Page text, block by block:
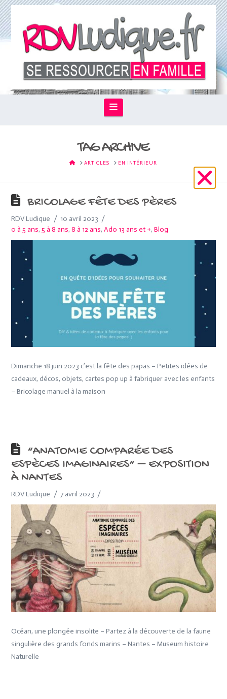
Navigation
TAG ARCHIVE
HOMEARTICLES EN INTÉRIEUR
BRICOLAGE FÊTE DES PÈRES
RDV Ludique
10 avril 2023
0 à 5 ans,5 à 8 ans,8 à 12 ans,Ado 13 ans et +,Blog
Dimanche 18 juin 2023 c’est la fête des papas – Petites idées de
cadeaux, décos, objets, cartes pop up à fabriquer avec les enfants
– Bricolage manuel à la maison
“ANATOMIE COMPARÉE DES
ESPÈCES IMAGINAIRES” – EXPOSITION
À NANTES
RDV Ludique 7 avril 2023
Océan, une plongée insolite – Partez à la découverte de la faune
singulière des grands fonds marins – Nantes – Museum histoire
Naturelle